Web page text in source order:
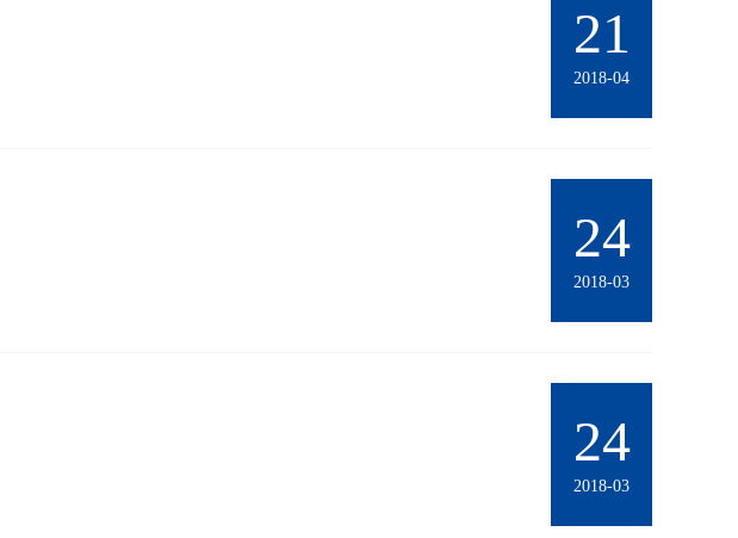
21
2018-04
24
2018-03
24
2018-03